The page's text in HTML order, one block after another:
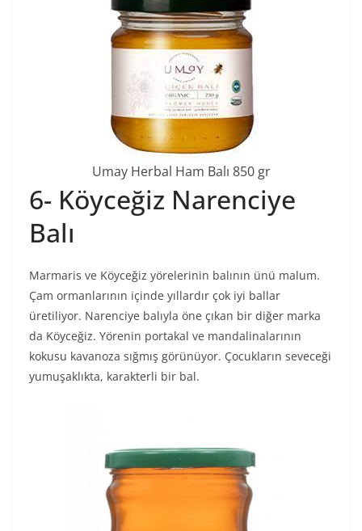
Umay Herbal Ham Balı 850 gr
6- Köyceğiz Narenciye
Balı
Marmaris ve Köyceğiz yörelerinin balının ünü malum.
Çam ormanlarının içinde yıllardır çok iyi ballar
üretiliyor. Narenciye balıyla öne çıkan bir diğer marka
da Köyceğiz. Yörenin portakal ve mandalinalarının
kokusu kavanoza sığmış görünüyor. Çocukların seveceği
yumuşaklıkta, karakterli bir bal.